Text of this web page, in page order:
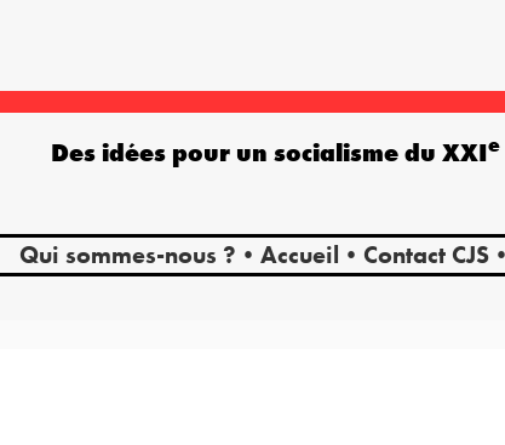
Qui sommes-nous ? Accueil Contact CJS
Des idées pour un socialisme du XXIe